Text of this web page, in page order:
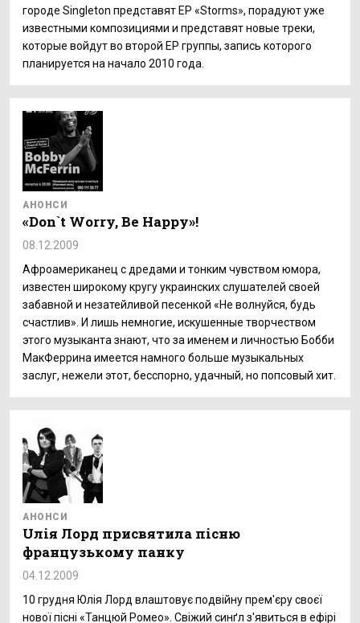
городе Singleton представят EP «Storms», порадуют уже
известными композициями и представят новые треки,
которые войдут во второй ЕР группы, запись которого
планируется на начало 2010 года.
АНОНСИ
«Don`t Worry, Be Happy»!
08.12.2009
Афроамериканец с дредами и тонким чувством юмора,
известен широкому кругу украинских слушателей своей
забавной и незатейливой песенкой «Не волнуйся, будь
счастлив». И лишь немногие, искушенные творчеством
этого музыканта знают, что за именем и личностью Бобби
МакФеррина имеется намного больше музыкальных
заслуг, нежели этот, бесспорно, удачный, но попсовый хит.
АНОНСИ
Uлія Лорд присвятила пісню
французькому панку
04.12.2009
10 грудня Юлія Лорд влаштовує подвійну прем'єру своєї
нової пісні «Танцюй Ромео». Свіжий синґл з'явиться в ефірі